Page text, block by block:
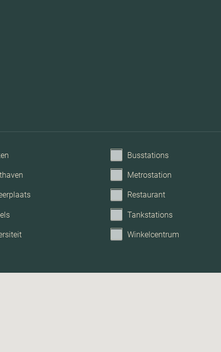
Busstations
Metrostation
Restaurant
Tankstations
Winkelcentrum